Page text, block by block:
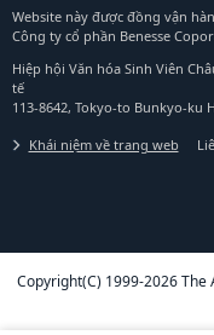
Website này được đồng vận
Công ty cổ phần Benesse
Hiệp hội Văn hóa Sinh Viên
tế
113-8642, Tokyo-to Bunkyo-ku
Khái niệm về trang web
Copyright(C) 1999-2026